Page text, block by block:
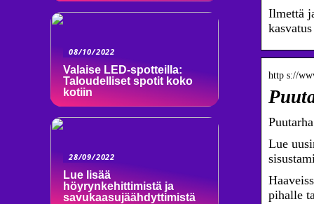
Ilmettä
http s://
Lue
pihalle
08/10/2022
Valaise LED-spotteilla:
Taloudelliset spotit koko
kotiin
28/09/2022
Lue lisää
höyrynkehittimistä ja
savukaasujäähdyttimistä